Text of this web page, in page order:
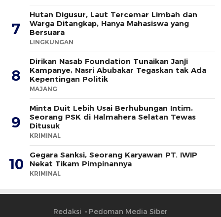
7
Hutan Digusur, Laut Tercemar Limbah dan
Warga Ditangkap, Hanya Mahasiswa yang
Bersuara
LINGKUNGAN
8
Dirikan Nasab Foundation Tunaikan Janji
Kampanye, Nasri Abubakar Tegaskan tak Ada
Kepentingan Politik
MAJANG
9
Minta Duit Lebih Usai Berhubungan Intim,
Seorang PSK di Halmahera Selatan Tewas
Ditusuk
KRIMINAL
10
Gegara Sanksi, Seorang Karyawan PT. IWIP
Nekat Tikam Pimpinannya
KRIMINAL
Redaksi Pedoman Media Siber